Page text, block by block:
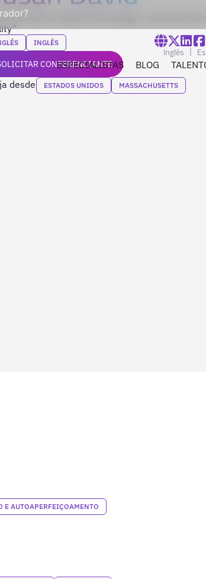
ESPECIALISTAS BLOG
Inglês
da Evidence Based Psychology e autora do
INGLÊS
CONFERENCIANTE
desde ESTADOS UNIDOS MASSACHUSETTS
E AUTOAPERFEIÇOAMENTO